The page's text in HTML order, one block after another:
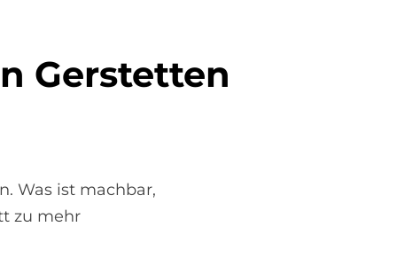
Ger­stet­ten
Was ist machbar,
zu mehr